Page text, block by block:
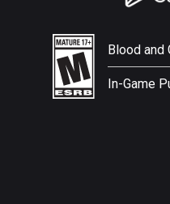
Blood and
In-Game